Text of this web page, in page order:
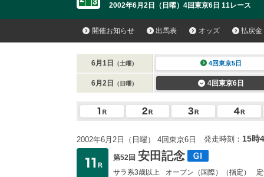
2002年6月2日（日曜）4回東京6日 11レース
開催お知らせ 出馬表 オッズ 払戻金
6月1日 （土曜） 4回東京5日
6月2日 （日曜） 4回東京6日
2002年6月2日（日曜） 4回東京6日 発走時刻： 15時
第52回 安田記念
サラ系3歳以上 オープン （国際）（指定）